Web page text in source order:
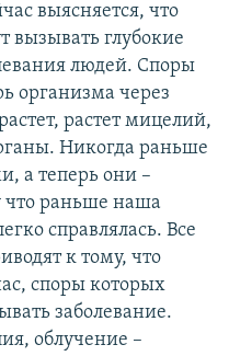
выясняется, что
вызывать глубокие
людей. Споры
организма через
растет мицелий,
Никогда раньше
а теперь они –
что раньше наша
справлялась. Все
к тому, что
споры которых
заболевание.
облучение –